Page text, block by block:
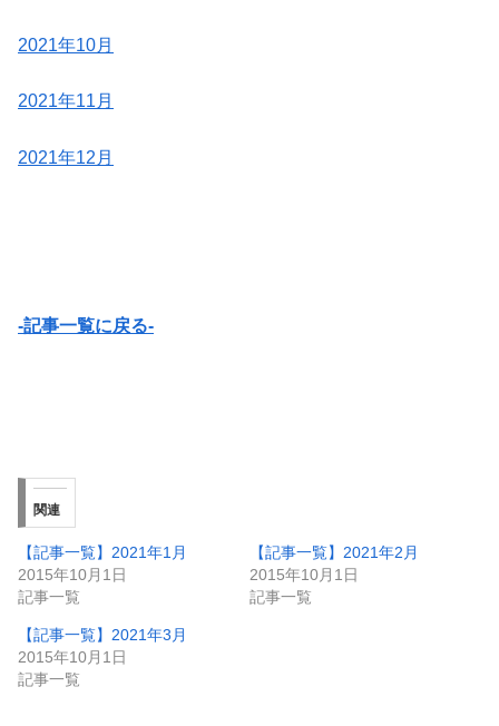
2021年10月
2021年11月
2021年12月
-記事一覧に戻る-
関連
【記事一覧】2021年1月
2015年10月1日
記事一覧
【記事一覧】2021年2月
2015年10月1日
記事一覧
【記事一覧】2021年3月
2015年10月1日
記事一覧